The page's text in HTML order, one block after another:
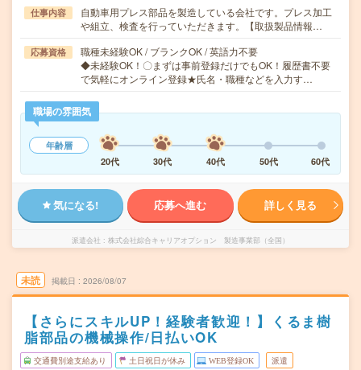
仕事内容
自動車用プレス部品を製造している会社です。プレス加工
や組立、検査を行っていただきます。【取扱製品情報…
応募資格
職種未経験OK / ブランクOK / 英語力不要
◆未経験OK！〇まずは事前登録だけでもOK！履歴書不要
で気軽にオンライン登録★氏名・職種などを入力す…
職場の雰囲気
年齢層
20代
30代 40代 50代 60代
気になる! 応募へ進む 詳しく見る
派遣会社 株式会社綜合キャリアオプション 製造事業部（全国）
未読 掲載日 2026/08/07
【さらにスキルUP！経験者歓迎！】くるま樹
脂部品の機械操作/日払いOK
交通費別途支給あり 土日祝日が休み WEB登録OK 派遣